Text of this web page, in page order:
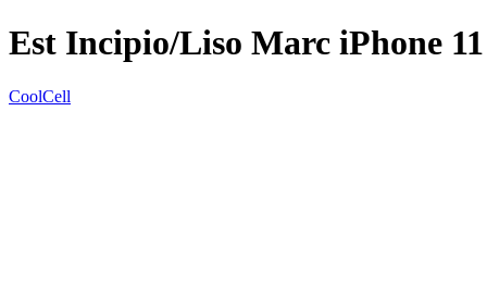
Est Incipio/Liso Marc iPhone 11
CoolCell